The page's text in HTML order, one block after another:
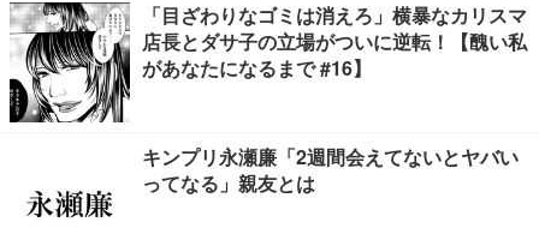
「目ざわりなゴミは消えろ」横暴なカリスマ
店長とダサ子の立場がついに逆転！【醜い私
があなたになるまで #16】
キンプリ永瀬廉「2週間会えてないとヤバい
ってなる」親友とは